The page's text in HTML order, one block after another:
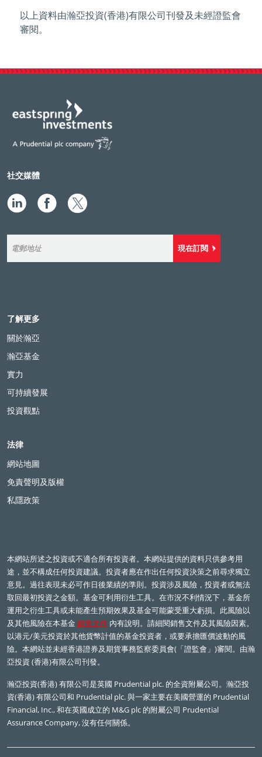
以上資料由瀚亞投資(香港)有限公司刊發及未經證監會
審閱。
社交媒體
現在訂閱
了解更多
關於瀚亞
瀚亞基金
實力
可持續發展
投資觀點
法律
網站地圖
免責聲明及版權
私隱政策
本網站所述之投資或不適合所有投資者。本網站提供的資料只供參考用
途，並不構成任何投資建議。投資者應在作出任何投資決策之前尋求獨立
意見。過往表現未必可作日後業績的準則。投資涉及風險，投資者或無法
取回最初投資之金額。基金可利用衍生工具。在市況不利情況下，基金所
運用之衍生工具或未能產生預期效果及基金可能蒙受重大虧損。此風險以
及其他風險在本基金 銷售文件 內有說明。請細閱銷售文件及其風險因素。
以港元/美元投資於其他貨幣計值的基金投資者，或要承擔匯價波動的風
險。本網站並未經香港證券及期貨事務監察委員會(「證監會」)審閱。由瀚
亞投資 (香港)有限公司刊發。
瀚亞投資(香港) 有限公司是英國 Prudential plc. 的全資附屬公司。瀚亞投
資(香港) 有限公司和 Prudential plc.與一家主要在美國營運的 Prudential
Financial, Inc.,和在英國成立的 M&G plc 的附屬公司 Prudential
Assurance Company,沒有任何關係。